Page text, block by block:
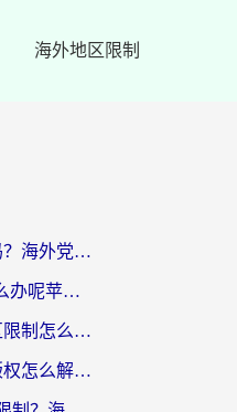
海外地区限制
咪咕视频在香港能用吗？海外党亲测有效的回国加速方案来了
国外看不了芒果TV怎么办呢苹果手机？海外党追剧游戏的全能解决方案
在巴西用搜狐视频地区限制怎么办？3步解决海外看国内剧的烦恼
酷我畅听所属地区无版权怎么解决？海外党必看的回国加速全攻略